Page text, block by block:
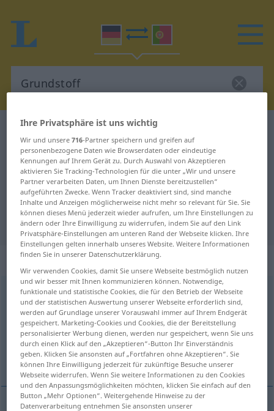
Deutsch-Portugiesisch Wörterbuch
Deutsch-Portugiesisch
Übersetzung für "Grundstoff"
"Grundstoff" Portugiesisch
Übersetzung
„Grundstoff“: Maskulinum
Grundstoff m
Übersicht aller Übersetzungen
(Für mehr Details die Übersetzung anklicken/antippen)
matéria prima, corpo simples, elemento
Ihre Privatsphäre ist uns wichtig
Wir und unsere716-Partner speichern und greifen auf
personenbezogene Daten wie Browserdaten oder eindeutige
Kennungen auf Ihrem Gerät zu. Durch Auswahl von Akzeptieren
aktivieren Sie Tracking-Technologien für die unter „Wir und unsere
Partner verarbeiten Daten, um Ihnen Dienste bereitzustellen“
aufgeführten Zwecke. Wenn Tracker deaktiviert sind, sind manche
Inhalte und Anzeigen möglicherweise nicht mehr so relevant für Sie. Sie
können dieses Menü jederzeit wieder aufrufen, um Ihre Einstellungen zu
ändern oder Ihre Einwilligung zu widerrufen, indem Sie auf den Link
Privatsphäre-Einstellungen am unteren Rand der Webseite klicken. Ihre
Einstellungen gelten innerhalb unseres Website. Weitere Informationen
finden Sie in unserer Datenschutzerklärung.
Wir verwenden Cookies, damit Sie unsere Webseite bestmöglich nutzen
und wir besser mit Ihnen kommunizieren können. Notwendige,
funktionale und statistische Cookies, die für den Betrieb der Webseite
und der statistischen Auswertung unserer Webseite erforderlich sind,
werden auf Grundlage unserer Vorauswahl immer auf Ihrem Endgerät
gespeichert. Marketing-Cookies und Cookies, die der Bereitstellung
personalisierter Werbung dienen, werden nur gespeichert, wenn Sie uns
durch einen Klick auf den „Akzeptieren“-Button Ihr Einverständnis
geben. Klicken Sie ansonsten auf „Fortfahren ohne Akzeptieren“. Sie
können Ihre Einwilligung jederzeit für zukünftige Besuche unserer
Webseite widerrufen. Wenn Sie weitere Informationen zu den Cookies
und den Anpassungsmöglichkeiten möchten, klicken Sie einfach auf den
Button „Mehr Optionen“. Weitergehende Hinweise zu der
Datenverarbeitung entnehmen Sie ansonsten unserer